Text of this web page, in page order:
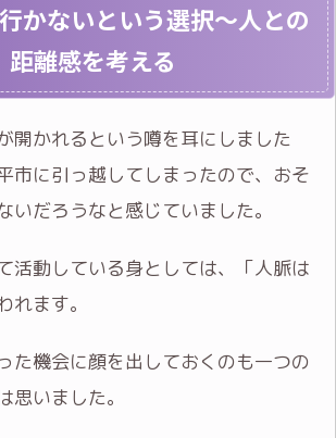
かないという選択〜人との
距離感を考える
開かれるという噂を耳にしました
市に引っ越してしまったので、おそ
いだろうなと感じていました。
活動している身としては、「人脈は
れます。
た機会に顔を出しておくのも一つの
思いました。